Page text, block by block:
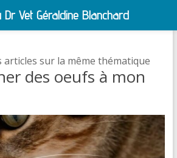
articles sur la même thématique
des oeufs à mon
Vet Géraldine Blanchard